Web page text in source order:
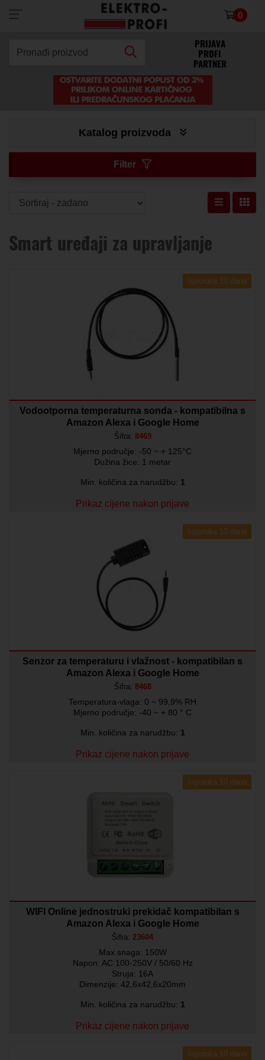
×
0
Pronađi proizvod
PRIJAVA
PROFI
PARTNER
Katalog proizvoda
Filter
Smart uređaji za upravljanje
Isporuka 10 dana
Vodootporna temperaturna sonda - kompatibilna s
Amazon Alexa i Google Home
Šifra: 8469
Mjerno područje: -50 ~ + 125°C
Dužina žice: 1 metar
Min. količina za narudžbu: 1
Prikaz cijene nakon prijave
Isporuka 10 dana
Senzor za temperaturu i vlažnost - kompatibilan s
Amazon Alexa i Google Home
Šifra: 8468
Temperatura-vlaga: 0 ~ 99,9% RH
Mjerno područje: -40 ~ + 80 ° C
Min. količina za narudžbu: 1
Prikaz cijene nakon prijave
Isporuka 10 dana
WIFI Online jednostruki prekidač kompatibilan s
Amazon Alexa i Google Home
Šifra: 23604
Max.snaga: 150W
Napon: AC 100-250V / 50/60 Hz
Struja: 16A
Dimenzije: 42,6x42,6x20mm
Min. količina za narudžbu: 1
Prikaz cijene nakon prijave
Isporuka 10 dana